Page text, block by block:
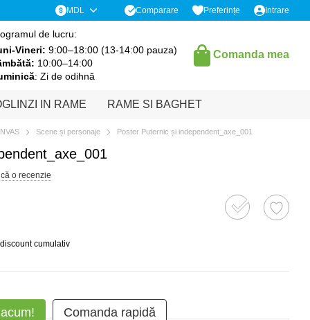
MDL Comparare Preferințe Intrare
de lucru:
Vineri: 9:00–18:00 (13-14:00 pauza)
10:00–14:00
: Zi de odihnă
Comanda mea
IN RAME RAME SI BAGHET
Scene și personaje Poster Puternic și independent_axe_001
o recenzie
cumulativ
Comanda rapidă